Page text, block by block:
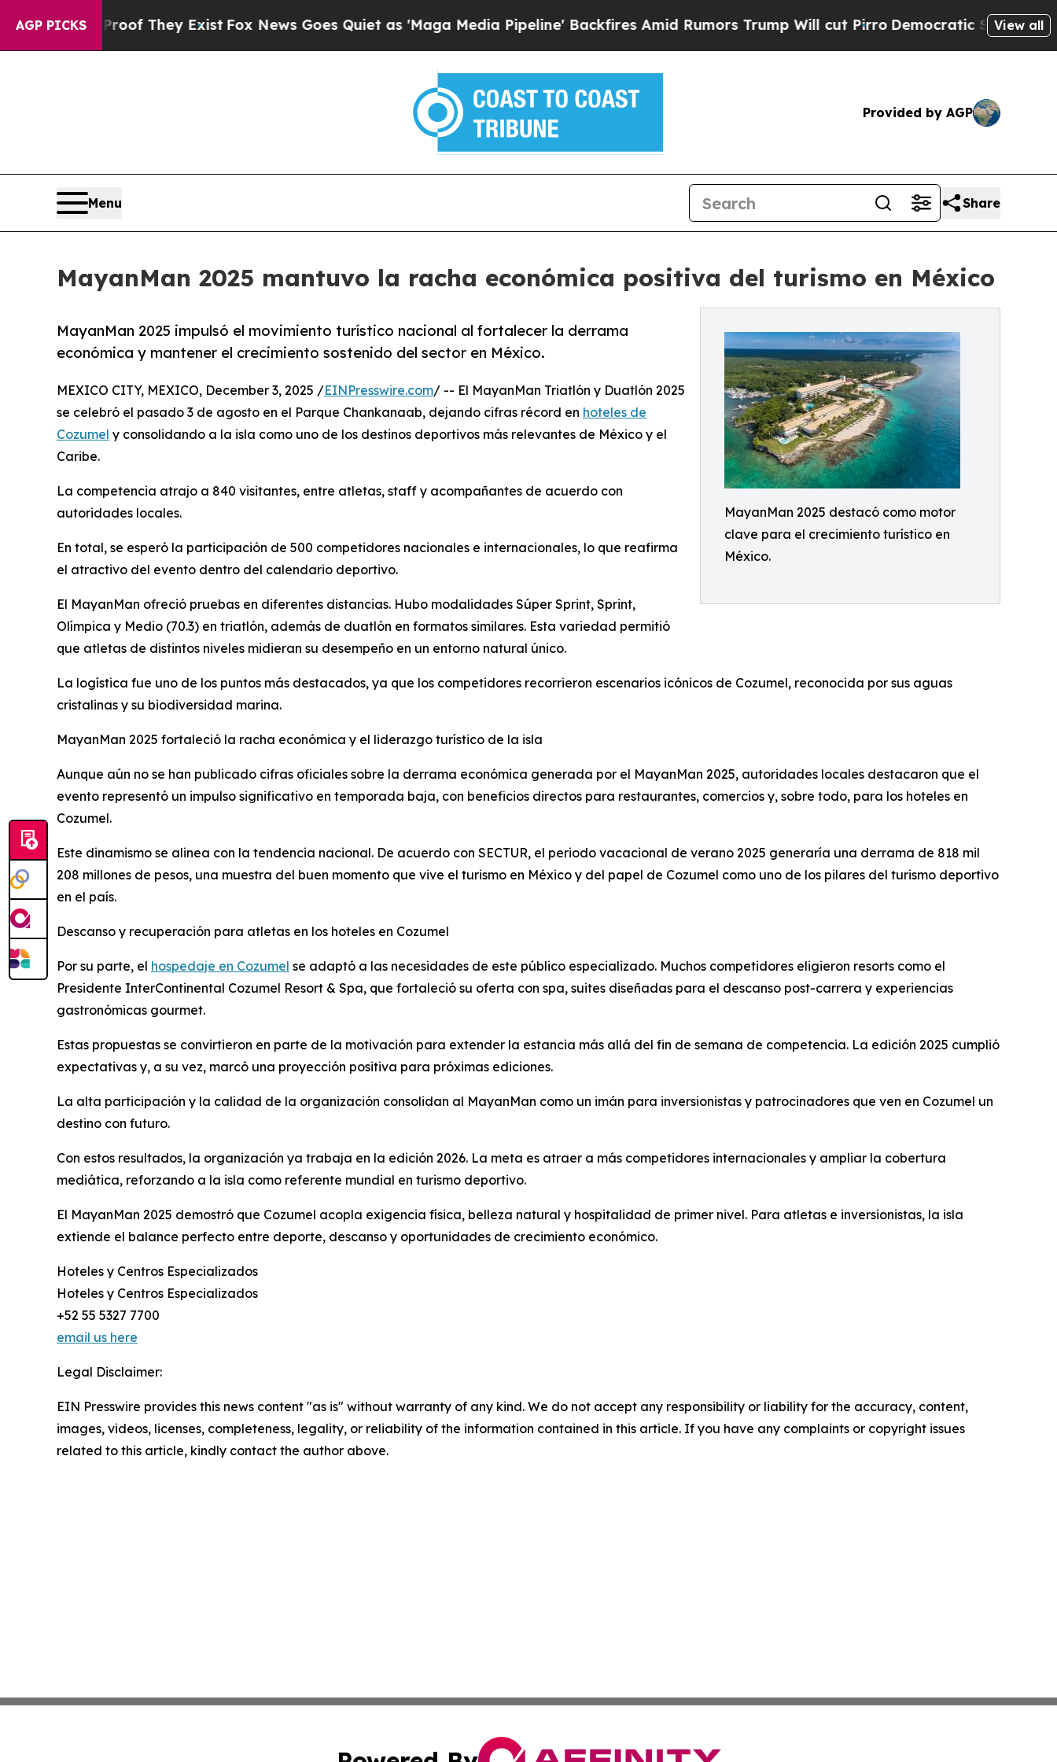
AGP PICKS
no Proof They Exist Fox News Goes Quiet as 'Maga Media Pipeline' Backfires Amid Rumors Trump Will cut PirroDemocratic Socialists ofView all
Provided by AGP
Menu Share
MayanMan 2025 mantuvo la racha económica positiva del turismo en México
MayanMan 2025 destacó como motor
clave para el crecimiento turístico en
México.
MayanMan 2025 impulsó el movimiento turístico nacional al fortalecer la derrama
económica y mantener el crecimiento sostenido del sector en México.
MEXICO CITY, MEXICO, December 3, 2025 /EINPresswire.com/ -- El MayanMan Triatlón y Duatlón 2025
se celebró el pasado 3 de agosto en el Parque Chankanaab, dejando cifras récord en hoteles de
Cozumel y consolidando a la isla como uno de los destinos deportivos más relevantes de México y el
Caribe.
La competencia atrajo a 840 visitantes, entre atletas, staff y acompañantes de acuerdo con
autoridades locales.
En total, se esperó la participación de 500 competidores nacionales e internacionales, lo que reafirma
el atractivo del evento dentro del calendario deportivo.
El MayanMan ofreció pruebas en diferentes distancias. Hubo modalidades Súper Sprint, Sprint,
Olímpica y Medio (70.3) en triatlón, además de duatlón en formatos similares. Esta variedad permitió
que atletas de distintos niveles midieran su desempeño en un entorno natural único.
La logística fue uno de los puntos más destacados, ya que los competidores recorrieron escenarios icónicos de Cozumel, reconocida por sus aguas
cristalinas y su biodiversidad marina.
MayanMan 2025 fortaleció la racha económica y el liderazgo turístico de la isla
Aunque aún no se han publicado cifras oficiales sobre la derrama económica generada por el MayanMan 2025, autoridades locales destacaron que el
evento representó un impulso significativo en temporada baja, con beneficios directos para restaurantes, comercios y, sobre todo, para los hoteles en
Cozumel.
Este dinamismo se alinea con la tendencia nacional. De acuerdo con SECTUR, el periodo vacacional de verano 2025 generaría una derrama de 818 mil
208 millones de pesos, una muestra del buen momento que vive el turismo en México y del papel de Cozumel como uno de los pilares del turismo deportivo
en el país.
Descanso y recuperación para atletas en los hoteles en Cozumel
Por su parte, el hospedaje en Cozumel se adaptó a las necesidades de este público especializado. Muchos competidores eligieron resorts como el
Presidente InterContinental Cozumel Resort & Spa, que fortaleció su oferta con spa, suites diseñadas para el descanso post-carrera y experiencias
gastronómicas gourmet.
Estas propuestas se convirtieron en parte de la motivación para extender la estancia más allá del fin de semana de competencia. La edición 2025 cumplió
expectativas y, a su vez, marcó una proyección positiva para próximas ediciones.
La alta participación y la calidad de la organización consolidan al MayanMan como un imán para inversionistas y patrocinadores que ven en Cozumel un
destino con futuro.
Con estos resultados, la organización ya trabaja en la edición 2026. La meta es atraer a más competidores internacionales y ampliar la cobertura
mediática, reforzando a la isla como referente mundial en turismo deportivo.
El MayanMan 2025 demostró que Cozumel acopla exigencia física, belleza natural y hospitalidad de primer nivel. Para atletas e inversionistas, la isla
extiende el balance perfecto entre deporte, descanso y oportunidades de crecimiento económico.
Hoteles y Centros Especializados
Hoteles y Centros Especializados
+52 55 5327 7700
email us here
Legal Disclaimer:
EIN Presswire provides this news content "as is" without warranty of any kind. We do not accept any responsibility or liability for the accuracy, content,
images, videos, licenses, completeness, legality, or reliability of the information contained in this article. If you have any complaints or copyright issues
related to this article, kindly contact the author above.